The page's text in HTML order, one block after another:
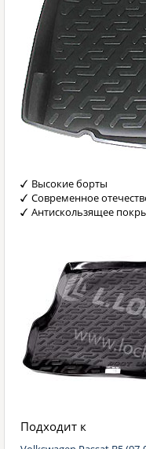
Высокие борты
Современное
Антискользящее
Подходит к